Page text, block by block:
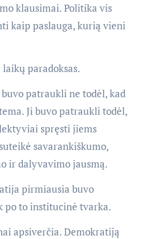
klausimai. Politika vis
kaip paslauga, kurią vieni
paradoksas.
patraukli ne todėl, kad
Ji buvo patraukli todėl,
spręsti jiems
savarankiškumo,
ir dalyvavimo jausmą.
pirmiausia buvo
po to institucinė tvarka.
apsiverčia. Demokratiją